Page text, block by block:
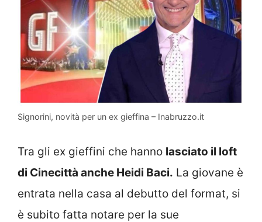
Signorini, novità per un ex gieffina – Inabruzzo.it
Tra gli ex gieffini che hanno lasciato il loft
di Cinecittà anche Heidi Baci. La giovane è
entrata nella casa al debutto del format, si
è subito fatta notare per la sue